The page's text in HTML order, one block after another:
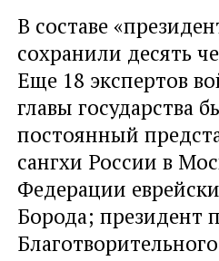
В составе
сохранили десять
Еще 18 экспертов
главы государства
постоянный
сангхи России в
Федерации
Борода; президент